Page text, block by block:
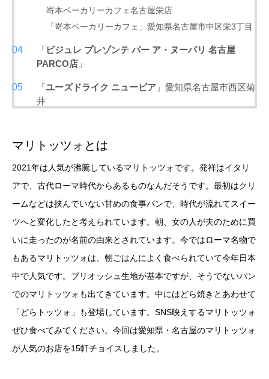
嵜本ベーカリーカフェ名古屋栄店
「嵜本ベーカリーカフェ」愛知県名古屋市中区栄3丁目
「 ビジュレ プレゾンテ パー ア・ヌーパリ 名古屋
PARCO店 」
「ユーズドライク ニュービア 」愛知県名古屋市西区菊
井
マリトッツォとは
2021年は人気が沸騰しているマリトッツォです。発祥はイタリ
アで、古代ローマ時代からあるものなんだそうです。最初はクリ
ームなどは挟んでいない甘めの食事パンで、時代が流れてスイー
ツへと変化したと考えられています。朝、女の人が夫のために買
いに走ったのが名前の由来とされています。今ではローマ名物で
もあるマリトッツォは、朝ごはんによく食べられていて今年日本
中で人気です。ブリオッシュ生地が基本ですが、そうでないパン
でのマリトッツォも出てきています。中にはどら焼きとあわせて
「どらトッツォ」も登場しています。SNS映えするマリトッツォ
ぜひ食べてみてください。今回は愛知県・名古屋のマリトッツォ
が人気のお店を15軒チョイスしました。